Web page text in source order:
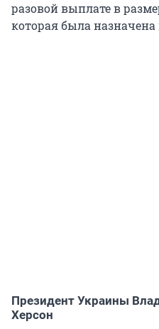
разовой выплате в
которая была
Президент Украины
Херсон